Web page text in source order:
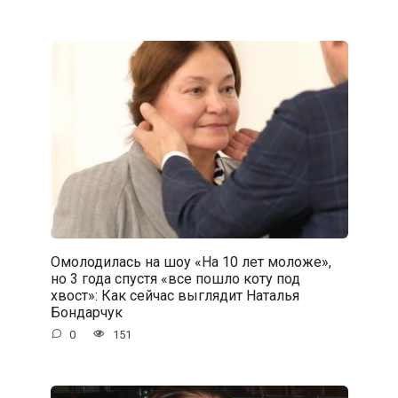
Омолодилась на шоу «На 10 лет моложе»,
но 3 года спустя «все пошло коту под
хвост»: Как сейчас выглядит Наталья
Бондарчук
0 151